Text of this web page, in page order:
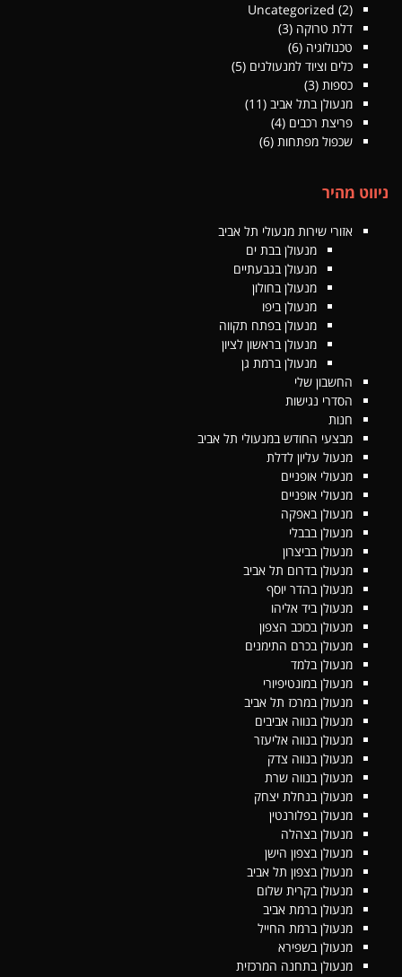
Uncategorized (2)
דלת טרוקה (3)
טכנולוגיה (6)
כלים וציוד למנעולנים (5)
כספות (3)
מנעולן בתל אביב (11)
פריצת רכבים (4)
שכפול מפתחות (6)
ניווט מהיר
אזורי שירות מנעולי תל אביב
מנעולן בבת ים
מנעולן בגבעתיים
מנעולן בחולון
מנעולן ביפו
מנעולן בפתח תקווה
מנעולן בראשון לציון
מנעולן ברמת גן
החשבון שלי
הסדרי נגישות
חנות
מבצעי החודש במנעולי תל אביב
מנעול עליון לדלת
מנעולי אופניים
מנעולי אופניים
מנעולן באפקה
מנעולן בבבלי
מנעולן בביצרון
מנעולן בדרום תל אביב
מנעולן בהדר יוסף
מנעולן ביד אליהו
מנעולן בכוכב הצפון
מנעולן בכרם התימנים
מנעולן בלמד
מנעולן במונטיפיורי
מנעולן במרכז תל אביב
מנעולן בנווה אביבים
מנעולן בנווה אליעזר
מנעולן בנווה צדק
מנעולן בנווה שרת
מנעולן בנחלת יצחק
מנעולן בפלורנטין
מנעולן בצהלה
מנעולן בצפון הישן
מנעולן בצפון תל אביב
מנעולן בקרית שלום
מנעולן ברמת אביב
מנעולן ברמת החייל
מנעולן בשפירא
מנעולן בתחנה המרכזית